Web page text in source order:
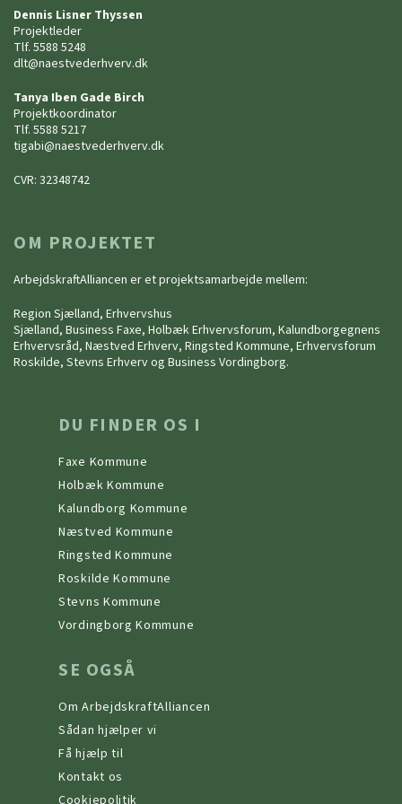
Dennis Lisner Thyssen
Projektleder
Tlf. 5588 5248
dlt@naestvederhverv.dk
Tanya Iben Gade Birch
Projektkoordinator
Tlf. 5588 5217
tigabi@naestvederhverv.dk
CVR: 32348742
OM PROJEKTET
ArbejdskraftAlliancen er et projektsamarbejde mellem:
Region Sjælland, Erhvervshus
Sjælland, Business Faxe, Holbæk Erhvervsforum, Kalundborgegnens
Erhvervsråd, Næstved Erhverv, Ringsted Kommune, Erhvervsforum
Roskilde, Stevns Erhverv og Business Vordingborg.
DU FINDER OS I
Faxe Kommune
Holbæk Kommune
Kalundborg Kommune
Næstved Kommune
Ringsted Kommune
Roskilde Kommune
Stevns Kommune
Vordingborg Kommune
SE OGSÅ
Om ArbejdskraftAlliancen
Sådan hjælper vi
Få hjælp til
Kontakt os
Cookiepolitik